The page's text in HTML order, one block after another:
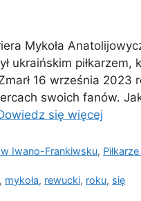
Mykoła
ukraińskim piłkarzem,
16 września
swoich fanów.
się więcej
Iwano-Frankiwsku,
, mykoła, rewucki, roku, się